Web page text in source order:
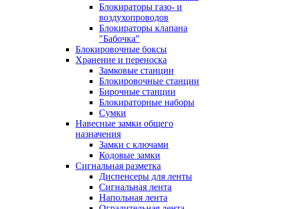
Блокираторы газо- и
воздухопроводов
Блокираторы клапана
"Бабочка"
Блокировочные боксы
Хранение и переноска
Замковые станции
Блокировочные станции
Бирочные станции
Блокираторные наборы
Сумки
Навесные замки общего
назначения
Замки с ключами
Кодовые замки
Сигнальная разметка
Диспенсеры для ленты
Сигнальная лента
Напольная лента